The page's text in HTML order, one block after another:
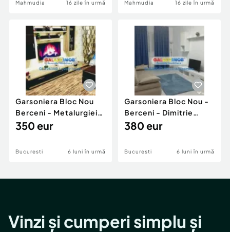
Mahmudia 16 zile în urmă Mahmudia 16 zile în urmă
Garsoniera Bloc Nou
Berceni - Metalurgiei
Park - Postalionul
350 eur
Bucuresti 6 luni în urmă
Garsoniera Bloc Nou -
Berceni - Dimitrie
Leonida
380 eur
Bucuresti 6 luni în urmă
Vinzi și cumperi simplu și